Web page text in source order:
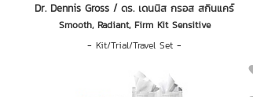
Dr. Dennis Gross / ดร. เดนนิส กรอส สกินแคร์
Smooth, Radiant, Firm Kit Sensitive
- Kit/Trial/Travel Set -